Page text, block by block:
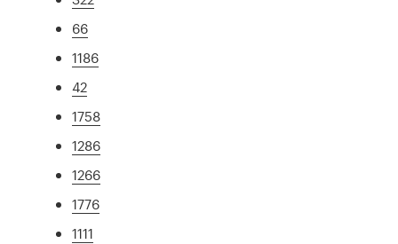
66
1186
42
1758
1286
1266
1776
1111